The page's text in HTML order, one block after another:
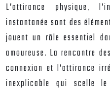
L’attirance physique,
instantanée sont des
jouent un rôle essentiel
amoureuse. La rencontre
connexion et l’attirance
inexplicable qui scelle